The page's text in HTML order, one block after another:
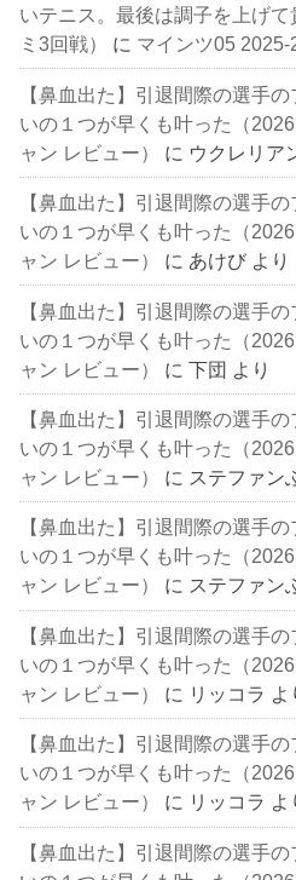
いテニス。最後は調子を上げ
ミ3回戦）
に マインツ05 2025-
【鼻血出た】引退間際の選手
いの１つが早くも叶った（
ャン レビュー）
に ウクレリア
【鼻血出た】引退間際の選手
いの１つが早くも叶った（
ャン レビュー）
に あけび より
【鼻血出た】引退間際の選手
いの１つが早くも叶った（
ャン レビュー）
に下団 より
【鼻血出た】引退間際の選手
いの１つが早くも叶った（
ャン レビュー）
に ステファン
【鼻血出た】引退間際の選手
いの１つが早くも叶った（
ャン レビュー）
に ステファン
【鼻血出た】引退間際の選手
いの１つが早くも叶った（
ャン レビュー）
に リッコラ よ
【鼻血出た】引退間際の選手
いの１つが早くも叶った（
ャン レビュー）
に リッコラ よ
【鼻血出た】引退間際の選手